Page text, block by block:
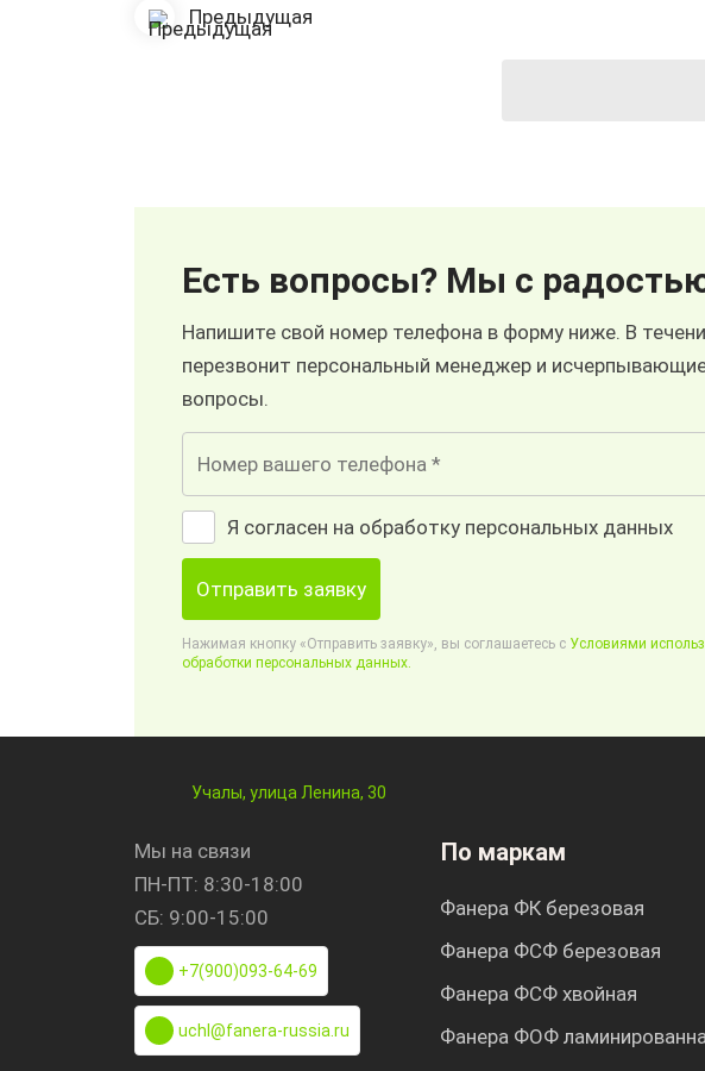
Предыдущая
Есть вопросы? Мы с
Напишите свой номер телефона в форму ниже. В
перезвонит персональный менеджер и
вопросы.
Я согласен на обработку персональных данных
Отправить заявку
Нажимая кнопку «Отправить заявку», вы соглашаетесь с Условиями
обработки персональных данных.
Учалы, улица Ленина, 30
Мы на связи
ПН-ПТ: 8:30-18:00
СБ: 9:00-15:00
+7(900)093-64-69
uchl@fanera-russia.ru
По маркам
Фанера ФК березовая
Фанера ФСФ березовая
Фанера ФСФ хвойная
Фанера ФОФ